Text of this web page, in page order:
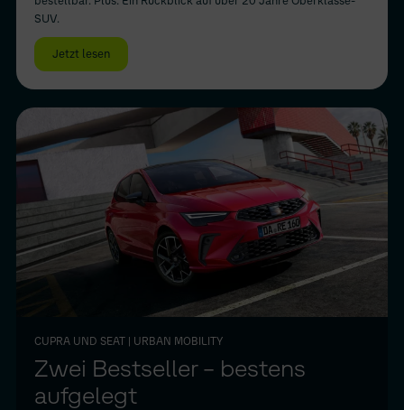
SUV.
Jetzt lesen
CUPRA UND SEAT | URBAN MOBILITY
Zwei Bestseller – bestens
aufgelegt